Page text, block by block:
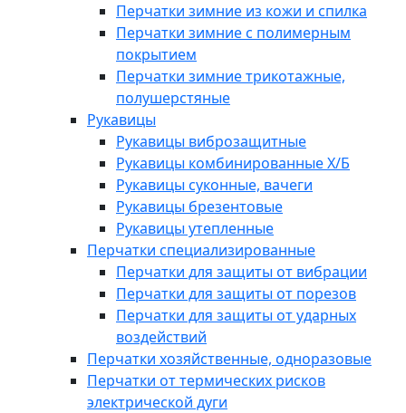
Перчатки зимние из кожи и спилка
Перчатки зимние с полимерным
покрытием
Перчатки зимние трикотажные,
полушерстяные
Рукавицы
Рукавицы виброзащитные
Рукавицы комбинированные Х/Б
Рукавицы суконные, вачеги
Рукавицы брезентовые
Рукавицы утепленные
Перчатки специализированные
Перчатки для защиты от вибрации
Перчатки для защиты от порезов
Перчатки для защиты от ударных
воздействий
Перчатки хозяйственные, одноразовые
Перчатки от термических рисков
электрической дуги